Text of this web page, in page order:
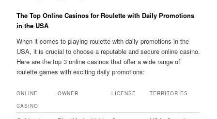
The Top Online Casinos for Roulette with Daily Promotions
in the USA
When it comes to playing roulette with daily promotions in the
USA, it is crucial to choose a reputable and secure online casino.
Here are the top 3 online casinos that offer a wide range of
roulette games with exciting daily promotions:
ONLINE
CASINO
OWNER LICENSE TERRITORIES